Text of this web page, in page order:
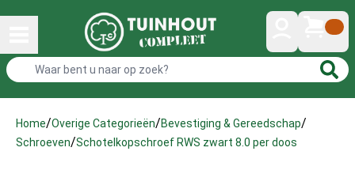
Home/Overige Categorieën/Bevestiging & Gereedschap/
Schroeven/Schotelkopschroef RWS zwart 8.0 per doos